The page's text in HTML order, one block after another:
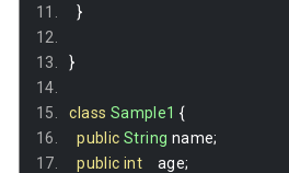
}
}
class Sample1 {
public String name;
public int
    age
;